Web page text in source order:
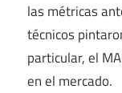
las métricas
técnicos
particular, el
en el mercado.